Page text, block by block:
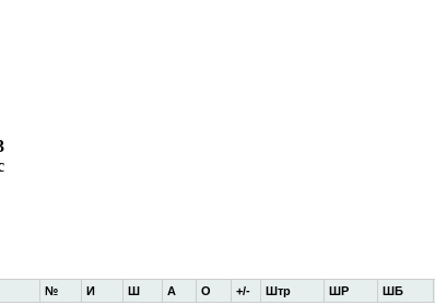
№ И Ш А О +/- Штр ШР ШБ